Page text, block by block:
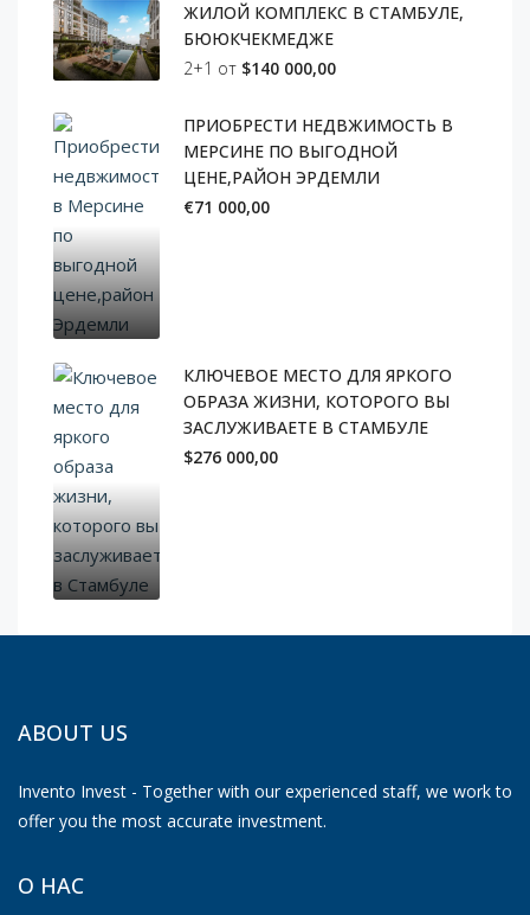
ЖИЛОЙ КОМПЛЕКС В СТАМБУЛЕ,
БЮЮКЧЕКМЕДЖЕ
2+1 от $140 000,00
ПРИОБРЕСТИ НЕДВЖИМОСТЬ В
МЕРСИНЕ ПО ВЫГОДНОЙ
ЦЕНЕ,РАЙОН ЭРДЕМЛИ
€71 000,00
КЛЮЧЕВОЕ МЕСТО ДЛЯ ЯРКОГО
ОБРАЗА ЖИЗНИ, КОТОРОГО ВЫ
ЗАСЛУЖИВАЕТЕ В СТАМБУЛЕ
$276 000,00
ABOUT US
Invento Invest - Together with our experienced staff, we work to
offer you the most accurate investment.
О НАС